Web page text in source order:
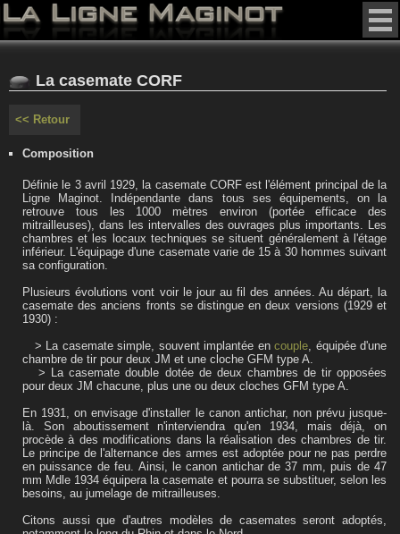
La casemate CORF
<< Retour
Composition
Définie le 3 avril 1929, la casemate CORF est l'élément principal de la
Ligne Maginot. Indépendante dans tous ses équipements, on la
retrouve tous les 1000 mètres environ (portée efficace des
mitrailleuses), dans les intervalles des ouvrages plus importants. Les
chambres et les locaux techniques se situent généralement à l'étage
inférieur. L'équipage d'une casemate varie de 15 à 30 hommes suivant
sa configuration.
Plusieurs évolutions vont voir le jour au fil des années. Au départ, la
casemate des anciens fronts se distingue en deux versions (1929 et
1930) :
> La casemate simple, souvent implantée en couple , équipée d'une
chambre de tir pour deux JM et une cloche GFM type A.
> La casemate double dotée de deux chambres de tir opposées
pour deux JM chacune, plus une ou deux cloches GFM type A.
En 1931, on envisage d'installer le canon antichar, non prévu jusque-
là. Son aboutissement n'interviendra qu'en 1934, mais déjà, on
procède à des modifications dans la réalisation des chambres de tir.
Le principe de l'alternance des armes est adoptée pour ne pas perdre
en puissance de feu. Ainsi, le canon antichar de 37 mm, puis de 47
mm Mdle 1934 équipera la casemate et pourra se substituer, selon les
besoins, au jumelage de mitrailleuses.
Citons aussi que d'autres modèles de casemates seront adoptés,